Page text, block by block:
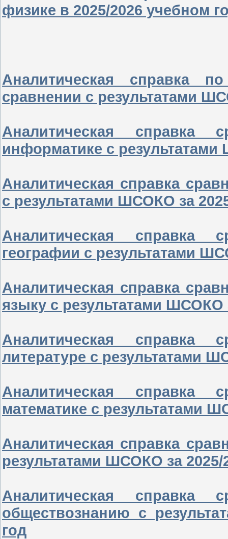
физике в 2025/2026 учебном
Аналитическая справка
сравнении с результатами
Аналитическая справка
информатике с
Аналитическая справка
с результатами ШСОКО за
Аналитическая справка
географии с результатами
Аналитическая справка
языку с результатами ШСОКО
Аналитическая справка
литературе с результатами
Аналитическая справка
математике с результатами
Аналитическая справка
результатами ШСОКО за
Аналитическая справка
обществознанию с
год